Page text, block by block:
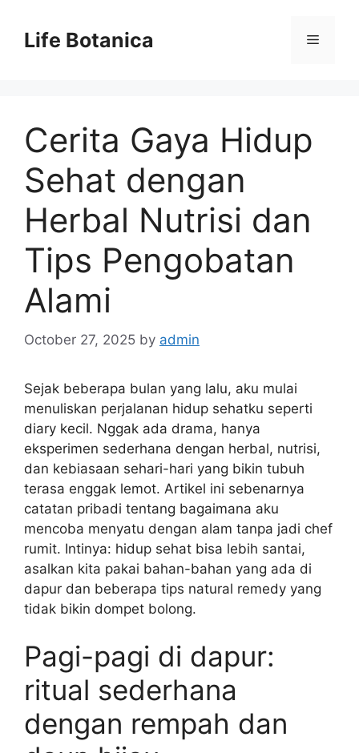
contentLife Botanica Menu
Cerita Gaya Hidup
Sehat dengan
Herbal Nutrisi dan
Tips Pengobatan
Alami
October 27, 2025 by admin
Sejak beberapa bulan yang lalu, aku mulai
menuliskan perjalanan hidup sehatku seperti
diary kecil. Nggak ada drama, hanya
eksperimen sederhana dengan herbal, nutrisi,
dan kebiasaan sehari-hari yang bikin tubuh
terasa enggak lemot. Artikel ini sebenarnya
catatan pribadi tentang bagaimana aku
mencoba menyatu dengan alam tanpa jadi chef
rumit. Intinya: hidup sehat bisa lebih santai,
asalkan kita pakai bahan-bahan yang ada di
dapur dan beberapa tips natural remedy yang
tidak bikin dompet bolong.
Pagi-pagi di dapur:
ritual sederhana
dengan rempah dan